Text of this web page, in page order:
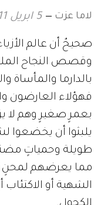
لاما عزت 5 ابريل 2011
صحيحٌ أن عالم
وقصص النجاح
بالدارما والمأساة
فهؤلاء العارضون
بعمرٍ صغيرٍ وهم لا
يلبثوا أن
طويلة وحمياتٍ
مما يعرضهم لمحنٍ
الشهية أو الاكتئاب